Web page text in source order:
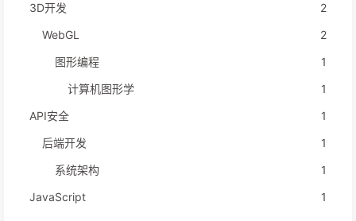
3D开发
2
WebGL
2
图形编程
1
计算机图形学
1
API安全
1
后端开发
1
系统架构
1
JavaScript
1